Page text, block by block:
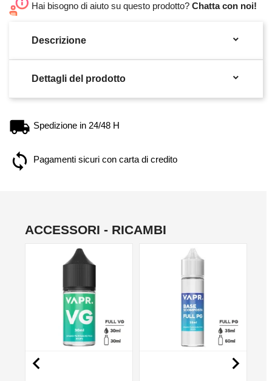
Hai bisogno di aiuto su questo prodotto? Chatta con noi!
Descrizione 
Dettagli del prodotto 
Spedizione in 24/48 H
Pagamenti sicuri con carta di credito
ACCESSORI - RICAMBI
 